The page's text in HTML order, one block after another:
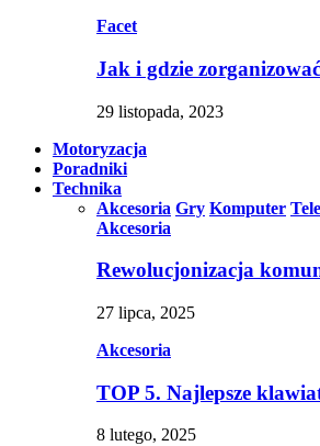
Facet
Jak i gdzie
29 listopada, 2023
Motoryzacja
Poradniki
Technika
Akcesoria Gry Komputer
Akcesoria
Rewolucjonizacja
27 lipca, 2025
Akcesoria
TOP 5. Najlepsze
8 lutego, 2025